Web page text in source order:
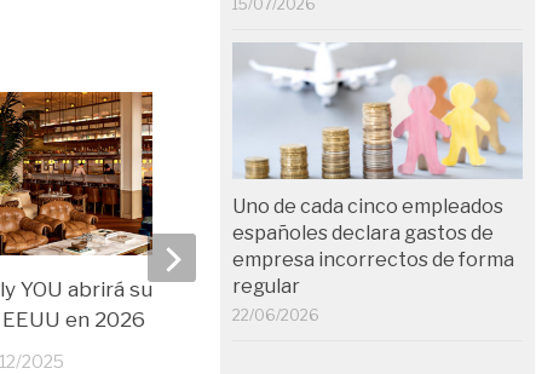
YOU abrirá su primer hotel
en 2026
2025
15/07/2026
Uno de cada cinco empleados
españoles declara gastos de
empresa incorrectos de forma
regular
22/06/2026